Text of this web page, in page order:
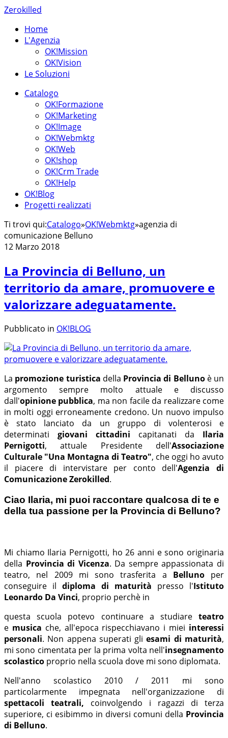
Zerokilled
Home
L'Agenzia
OK!Mission
OK!Vision
Le Soluzioni
Catalogo
OK!Formazione
OK!Marketing
OK!Image
OK!Webmktg
OK!Web
OK!shop
OK!Crm Trade
OK!Help
OK!Blog
Progetti realizzati
Ti trovi qui:Catalogo»OK!Webmktg»agenzia di
comunicazione Belluno
12 Marzo 2018
La Provincia di Belluno, un
territorio da amare, promuovere e
valorizzare adeguatamente.
Pubblicato in OK!BLOG
La promozione turistica della Provincia di Bellunoè un
argomento sempre molto attuale e discusso
dall'opinione pubblica, ma non facile da realizzare come
in molti oggi erroneamente credono. Un nuovo impulso
è stato lanciato da un gruppo di
volenterosi e
determinati giovani cittadini capitanati da Ilaria
Pernigotti, attuale Presidente dell'Associazione
Culturale "Una Montagna di Teatro", che oggi ho avuto
il piacere di intervistare per conto dell'Agenzia di
Comunicazione Zerokilled.
Ciao Ilaria, mi puoi raccontare qualcosa di te e
della tua passione per la Provincia di Belluno?
Mi chiamo Ilaria Pernigotti, ho 26 anni e sono originaria
della Provincia di Vicenza. Da sempre appassionata di
teatro, nel 2009 mi sono trasferita a Bellunoper
conseguire il diploma di maturità presso l'Istituto
Leonardo Da Vinci, proprio perchè in
questa scuola potevo continuare a studiare teatro
e musica che, all'epoca rispecchiavano i miei interessi
personali. Non appena superati gliesami di maturità,
mi sono cimentata per la prima volta nell'insegnamento
scolastico proprio nella scuola dove mi sono diplomata.
Nell'anno scolastico 2010 / 2011 mi sono
particolarmente impegnata nell'organizzazione di
spettacoli teatrali, coinvolgendo i ragazzi di terza
superiore, ci esibimmo in diversi comuni della Provincia
di Belluno.